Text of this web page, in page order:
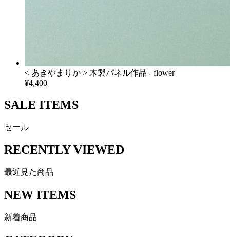
< あきやまりか > 木製パネル作品 - flower
¥4,400
SALE ITEMS
セール
RECENTLY VIEWED
最近見た商品
NEW ITEMS
新着商品